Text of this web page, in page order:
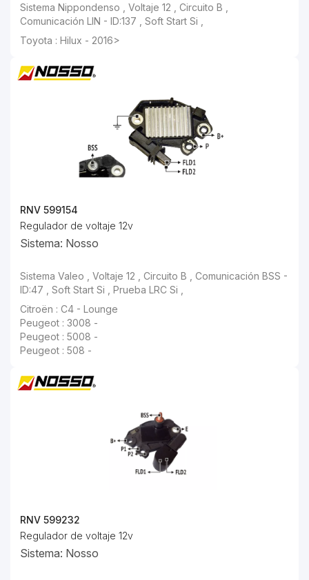
Sistema Nippondenso , Voltaje 12 , Circuito B ,
Comunicación LIN - ID:137 , Soft Start Si ,
Toyota : Hilux - 2016>
RNV 599154
Regulador de voltaje 12v
Sistema: Nosso
Sistema Valeo , Voltaje 12 , Circuito B , Comunicación BSS -
ID:47 , Soft Start Si , Prueba LRC Si ,
Citroën : C4 - Lounge
Peugeot : 3008 -
Peugeot : 5008 -
Peugeot : 508 -
RNV 599232
Regulador de voltaje 12v
Sistema: Nosso